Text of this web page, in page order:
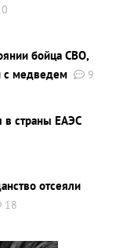
бойца СВО,
с медведем
9
в страны ЕАЭС
отсеяли
18